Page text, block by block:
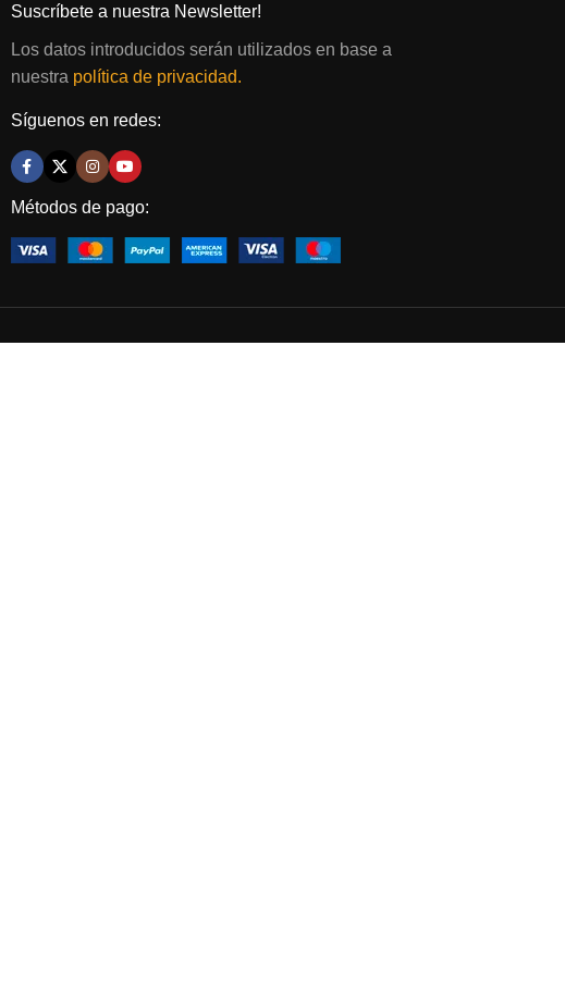
Suscríbete a nuestra Newsletter!
Los datos introducidos serán utilizados en base a
nuestra política de privacidad.
Síguenos en redes:
Métodos de pago: